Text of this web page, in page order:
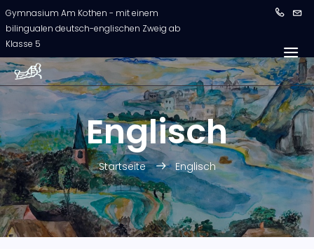
Gymnasium Am Kothen - mit einem
bilingualen deutsch-englischen Zweig ab
Klasse 5
Englisch
Startseite Englisch